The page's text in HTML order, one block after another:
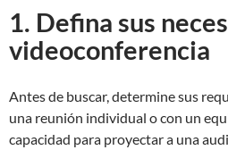
1. Defina sus
videoconferencia
Antes de buscar, determine sus
una reunión individual o con un
capacidad para proyectar a una